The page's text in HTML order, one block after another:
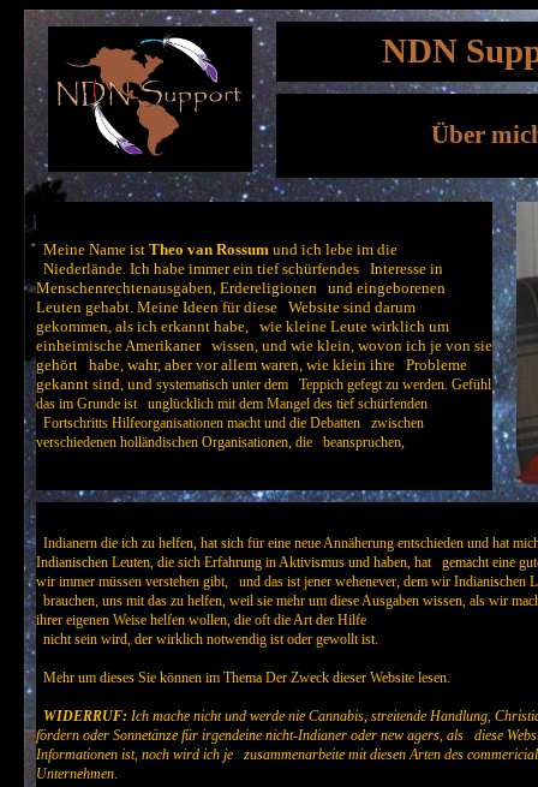
NDN
Über
Meine Name ist Theo van Rossum und ich lebe im die
Niederlände. Ich habe immer ein tief schürfendes Interesse in
Menschenrechtenausgaben, Erdereligionen und eingeborenen
Leuten gehabt. Meine Ideen für diese Website sind darum
gekommen, als ich erkannt habe, wie kleine Leute wirklich um
einheimische Amerikaner wissen, und wie klein, wovon ich je von sie
gehört habe, wahr, aber vor allem waren, wie klein ihre Probleme
gekannt sind, und systematisch unter dem Teppich gefegt zu werden. Gefühl
das im Grunde ist unglücklich mit dem Mangel des tief schürfenden
Fortschritts Hilfeorganisationen macht und die Debatten zwischen
verschiedenen holländischen Organisationen, die beanspruchen,
Indianern die ich zu helfen, hat sich für eine neue Annäherung entschieden und hat
Indianischen Leuten, die sich Erfahrung in Aktivismus und haben, hat gemacht eine
wir immer müssen verstehen gibt, und das ist jener wehenever, dem wir Indianischen
brauchen, uns mit das zu helfen, weil sie mehr um diese Ausgaben wissen, als wir
ihrer eigenen Weise helfen wollen, die oft die Art der Hilfe
nicht sein wird, der wirklich notwendig ist oder gewollt ist.
Mehr um dieses Sie können im Thema Der Zweck dieser Website lesen.
WIDERRUF: Ich mache nicht und werde nie Cannabis, streitende Handlung,
fördern oder Sonnetänze für irgendeine nicht-Indianer oder new agers, als diese
Informationen ist, noch wird ich je zusammenarbeite mit diesen Arten des
Unternehmen.